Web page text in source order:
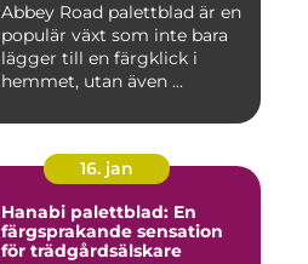
Abbey Road palettblad är en
populär växt som inte bara
lägger till en färgklick i
hemmet, utan även ...
16. jan
Hanabi palettblad: En
färgsprakande sensation
för trädgårdsälskare